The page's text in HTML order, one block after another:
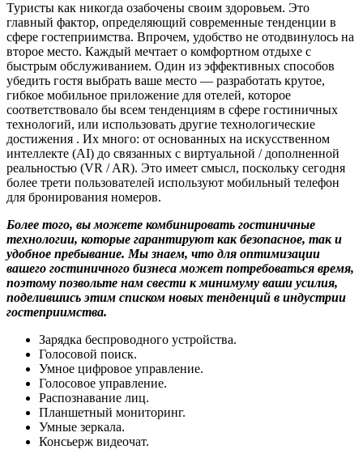
Туристы как никогда озабочены своим здоровьем. Это
главный фактор, определяющий современные тенденции в
сфере гостеприимства. Впрочем, удобство не отодвинулось на
второе место. Каждый мечтает о комфортном отдыхе с
быстрым обслуживанием. Один из эффективных способов
убедить гостя выбрать ваше место — разработать крутое,
гибкое мобильное приложение для отелей, которое
соответствовало бы всем тенденциям в сфере гостиничных
технологий, или использовать другие технологические
достижения . Их много: от основанных на искусственном
интеллекте (AI) до связанных с виртуальной / дополненной
реальностью (VR / AR). Это имеет смысл, поскольку сегодня
более трети пользователей используют мобильный телефон
для бронирования номеров.
Более того, вы можете комбинировать гостиничные
технологии, которые гарантируют как безопасное, так и
удобное пребывание. Мы знаем, что для оптимизации
вашего гостиничного бизнеса может потребоваться время,
поэтому позвольте нам свести к минимуму ваши усилия,
поделившись этим списком новых тенденций в индустрии
гостеприимства.
Зарядка беспроводного устройства.
Голосовой поиск.
Умное цифровое управление.
Голосовое управление.
Распознавание лиц.
Планшетный мониторинг.
Умные зеркала.
Консьерж видеочат.